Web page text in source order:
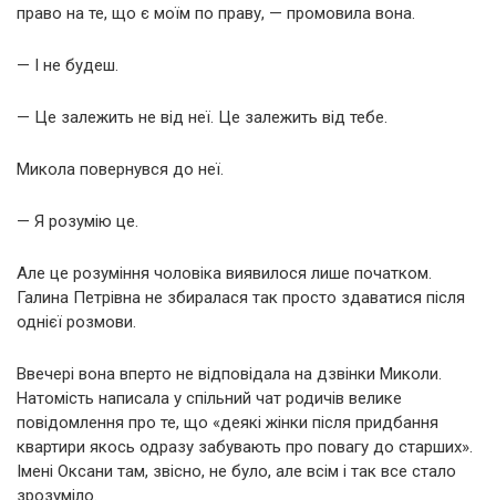
право на те, що є моїм по праву, — промовила вона.
— І не будеш.
— Це залежить не від неї. Це залежить від тебе.
Микола повернувся до неї.
— Я розумію це.
Але це розуміння чоловіка виявилося лише початком.
Галина Петрівна не збиралася так просто здаватися після
однієї розмови.
Ввечері вона вперто не відповідала на дзвінки Миколи.
Натомість написала у спільний чат родичів велике
повідомлення про те, що «деякі жінки після придбання
квартири якось одразу забувають про повагу до старших».
Імені Оксани там, звісно, не було, але всім і так все стало
зрозуміло.